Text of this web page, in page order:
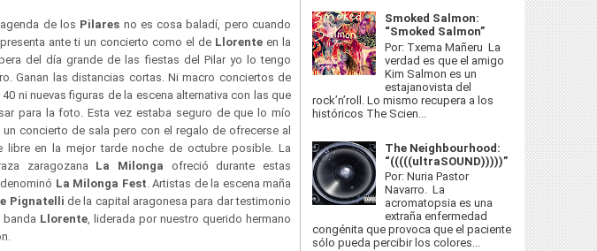
de los Pilares no es cosa baladí, pero cuando
ante ti un concierto como el de Llorente en la
del día grande de las fiestas del Pilar yo lo tengo
Ganan las distancias cortas. Ni macro conciertos de
40 ni nuevas figuras de la escena alternativa con las que
para la foto. Esta vez estaba seguro de que lo mío
un concierto de sala pero con el regalo de ofrecerse al
libre en la mejor tarde noche de octubre posible. La
zaragozana La Milonga ofreció durante estas
La Milonga Fest. Artistas de la escena maña
Pignatelli de la capital aragonesa para dar testimonio
banda Llorente, liderada por nuestro querido hermano
Smoked Salmon:
“Smoked Salmon”
Por: Txema Mañeru La
verdad es que el amigo
Kim Salmon es un
estajanovista del
rock’n’roll. Lo mismo recupera a los
históricos The Scien...
The Neighbourhood:
“(((((ultraSOUND)))))”
Por: Nuria Pastor
Navarro. La
acromatopsia es una
extraña enfermedad
congénita que provoca que el paciente
sólo pueda percibir los colores...